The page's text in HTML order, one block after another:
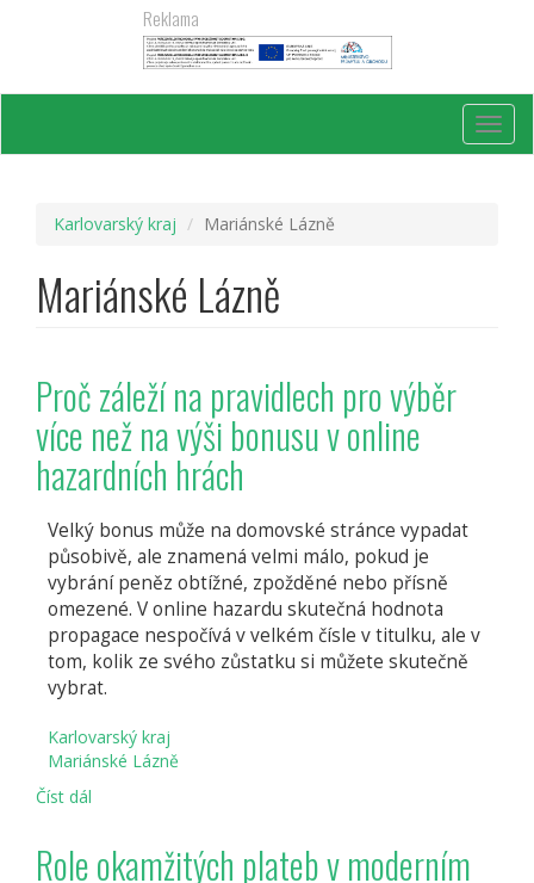
Reklama
Karlovarský kraj Mariánské Lázně
Mariánské Lázně
Proč záleží na pravidlech pro výběr
více než na výši bonusu v online
hazardních hrách
Velký bonus může na domovské stránce vypadat
působivě, ale znamená velmi málo, pokud je
vybrání peněz obtížné, zpožděné nebo přísně
omezené. V online hazardu skutečná hodnota
propagace nespočívá v velkém čísle v titulku, ale v
tom, kolik ze svého zůstatku si můžete skutečně
vybrat.
Karlovarský kraj
Mariánské Lázně
Číst dál
pravidlech
Role okamžitých plateb v moderním